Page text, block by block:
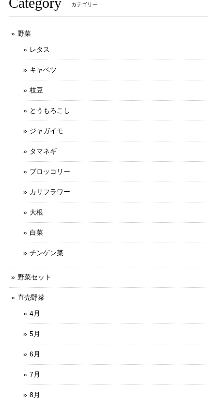
カテゴリー
野菜
レタス
キャベツ
枝豆
とうもろこし
ジャガイモ
タマネギ
ブロッコリー
カリフラワー
大根
白菜
チンゲン菜
野菜セット
直売野菜
4月
5月
6月
7月
8月